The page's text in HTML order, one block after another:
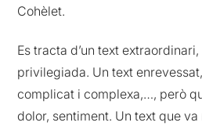
Cohèlet.
Es tracta d’un text
privilegiada. Un text
complicat i complexa,…, però
dolor, sentiment. Un text que